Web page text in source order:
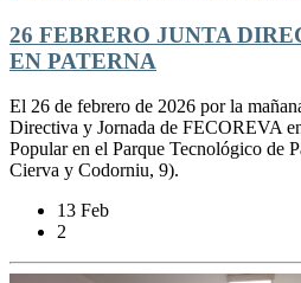
26 FEBRERO JUNTA
EN PATERNA
El 26 de febrero de 2026 por la
Directiva y Jornada de FECOREVA
Popular en el Parque Tecnológico de
Cierva y Codorniu, 9).
13 Feb
2